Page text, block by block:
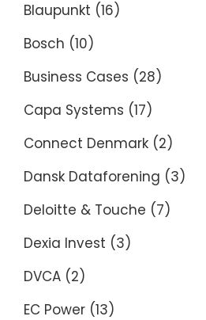
Blaupunkt (16)
Bosch (10)
Business Cases (28)
Capa Systems (17)
Connect Denmark (2)
Dansk Dataforening (3)
Deloitte & Touche (7)
Dexia Invest (3)
DVCA (2)
EC Power (13)